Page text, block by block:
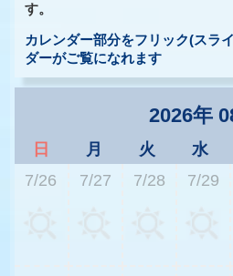
す。
カレンダー部分をフリック(スラ
ダーがご覧になれます
2026年
日 月 火 水
7/26
7/27 7/28 7/29